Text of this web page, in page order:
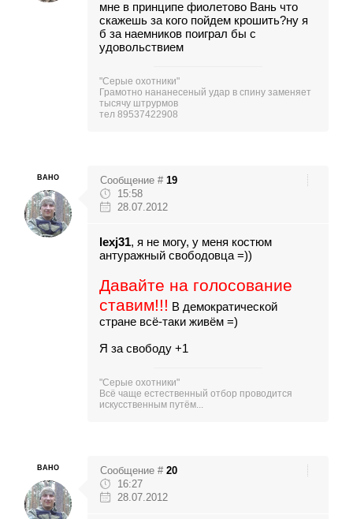
мне в принципе фиолетово Вань что
скажешь за кого пойдем крошить?ну я
б за наемников поиграл бы с
удовольствием
"Серые охотники"
Грамотно нананесеный удар в спину заменяет
тысячу штрурмов
тел 89537422908
BAHO Сообщение # 19
15:58
28.07.2012
lexj31, я не могу, у меня костюм
антуражный свободовца =))
Давайте на голосование
ставим!!! В демократической
стране всё-таки живём =)
Я за свободу +1
"Серые охотники"
Всё чаще естественный отбор проводится
искусственным путём...
BAHO Сообщение # 20
16:27
28.07.2012